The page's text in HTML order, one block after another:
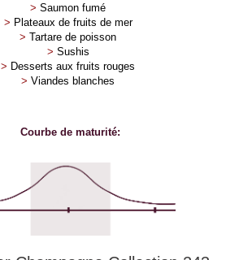
> Saumon fumé
> Plateaux de fruits de mer
> Tartare de poisson
> Sushis
> Desserts aux fruits rouges
> Viandes blanches
Courbe de maturité: